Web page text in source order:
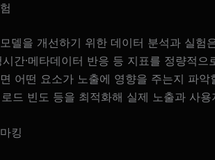
델을 개선하기 위한 데이터 분석과 실험
시간·메타데이터 반응 등 지표를 정량적
어떤 요소가 노출에 영향을 주는지 파악
로드 빈도 등을 최적화해 실제 노출과 사
킹